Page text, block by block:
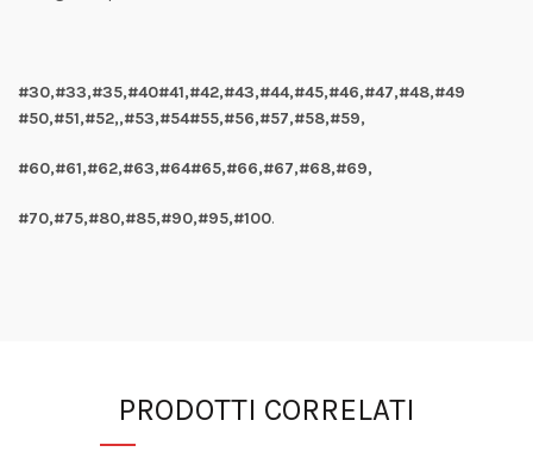
#30,#33,#35,#40#41,#42,#43,#44,#45,#46,#47,#48,#49
#50,#51,#52,,#53,#54#55,#56,#57,#58,#59,
#60,#61,#62,#63,#64#65,#66,#67,#68,#69,
#70,#75,#80,#85,#90,#95,#100.
PRODOTTI CORRELATI